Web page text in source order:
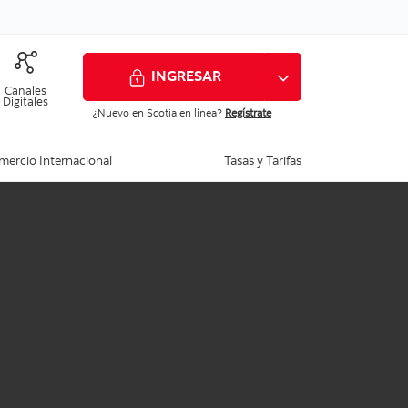
Canales
Digitales
INGRESAR
¿Nuevo en Scotia en línea? Regístrate
Internacional Tasas y Tarifas